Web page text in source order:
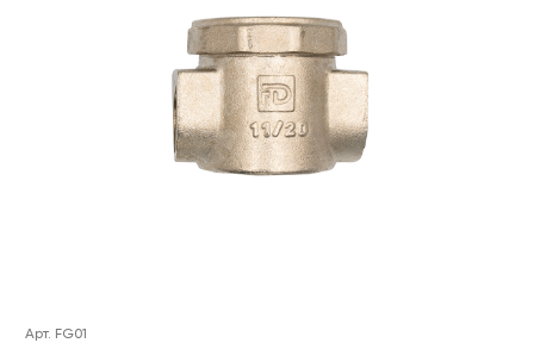
Арт. FG01